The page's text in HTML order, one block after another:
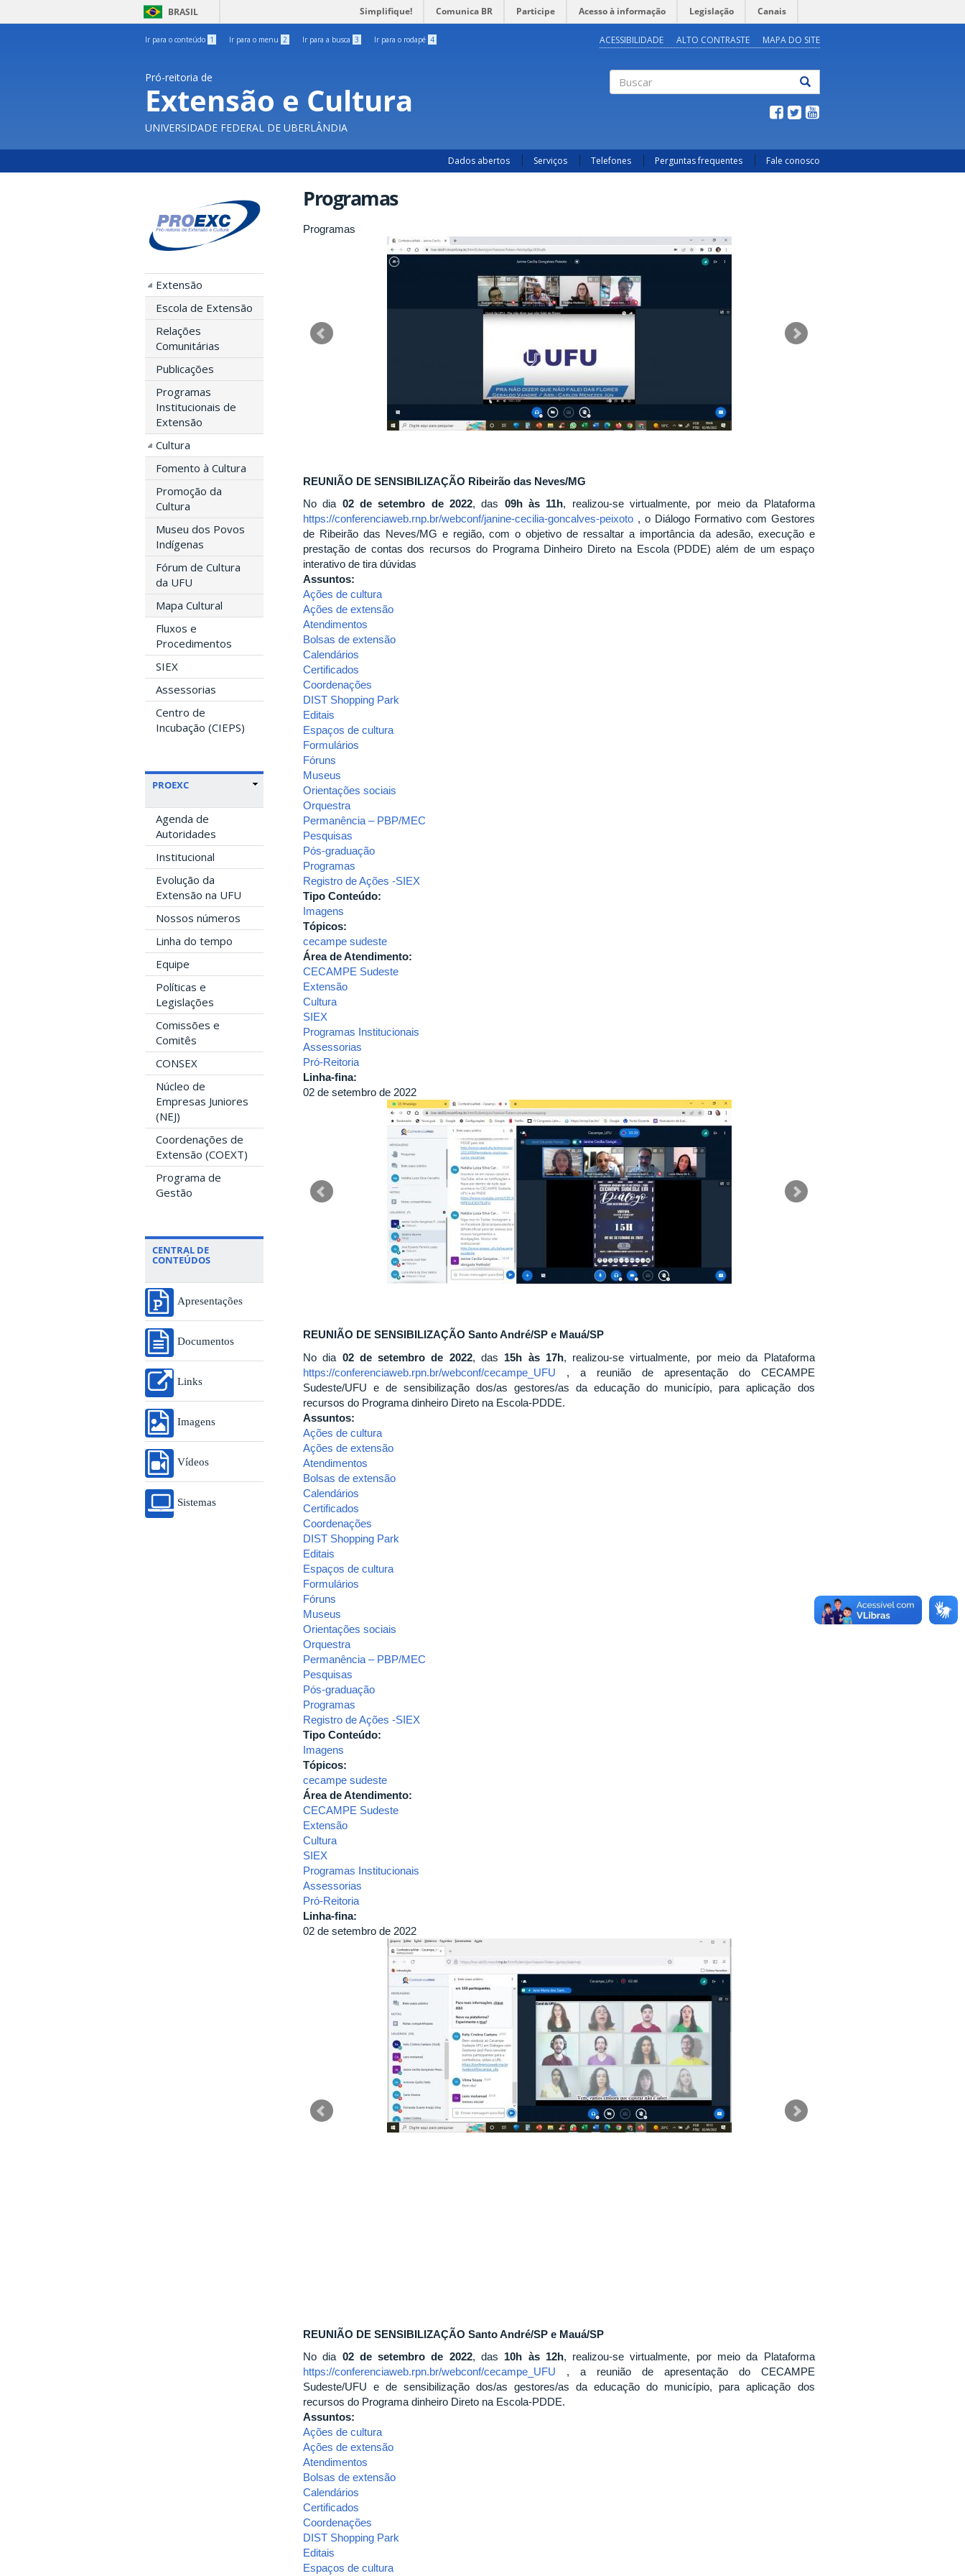
BRASIL Simplifique! Comunica BR Participe Acesso à informação Legislação Canais
Ir para o conteúdo 1 Ir para o menu 2 Ir para a busca 3 Ir para o rodapé 4 ACESSIBILIDADE ALTO CONTRASTE MAPA DO SITE
Pró-reitoria de
Extensão e Cultura
UNIVERSIDADE FEDERAL DE UBERLÂNDIA
Dados abertos Serviços Telefones Perguntas frequentes Fale conosco
Extensão
Escola de Extensão
Relações
Comunitárias
Publicações
Programas
Institucionais de
Extensão
Cultura
Fomento à Cultura
Promoção da
Cultura
Museu dos Povos
Indígenas
Fórum de Cultura
da UFU
Mapa Cultural
Fluxos e
Procedimentos
SIEX
Assessorias
Centro de
Incubação (CIEPS)
PROEXC
Agenda de
Autoridades
Institucional
Evolução da
Extensão na UFU
Nossos números
Linha do tempo
Equipe
Políticas e
Legislações
Comissões e
Comitês
CONSEX
Núcleo de
Empresas Juniores
(NEJ)
Coordenações de
Extensão (COEXT)
Programa de
Gestão
CENTRAL DE
CONTEÚDOS
Apresentações
Documentos
Links
Imagens
Vídeos
Sistemas
Programas
Programas
REUNIÃO DE SENSIBILIZAÇÃO Ribeirão das Neves/MG
No dia 02 de setembro de 2022, das 09h às 11h, realizou-se virtualmente, por meio da Plataforma
https://conferenciaweb.rnp.br/webconf/janine-cecilia-goncalves-peixoto , o Diálogo Formativo com Gestores
de Ribeirão das Neves/MG e região, com o objetivo de ressaltar a importância da adesão, execução e
prestação de contas dos recursos do Programa Dinheiro Direto na Escola (PDDE) além de um espaço
interativo de tira dúvidas
Assuntos:
Ações de cultura
Ações de extensão
Atendimentos
Bolsas de extensão
Calendários
Certificados
Coordenações
DIST Shopping Park
Editais
Espaços de cultura
Formulários
Fóruns
Museus
Orientações sociais
Orquestra
Permanência – PBP/MEC
Pesquisas
Pós-graduação
Programas
Registro de Ações -SIEX
Tipo Conteúdo:
Imagens
Tópicos:
cecampe sudeste
Área de Atendimento:
CECAMPE Sudeste
Extensão
Cultura
SIEX
Programas Institucionais
Assessorias
Pró-Reitoria
Linha-fina:
02 de setembro de 2022
REUNIÃO DE SENSIBILIZAÇÃO Santo André/SP e Mauá/SP
No dia 02 de setembro de 2022, das 15h às 17h, realizou-se virtualmente, por meio da Plataforma
https://conferenciaweb.rpn.br/webconf/cecampe_UFU , a reunião de apresentação do CECAMPE
Sudeste/UFU e de sensibilização dos/as gestores/as da educação do município, para aplicação dos
recursos do Programa dinheiro Direto na Escola-PDDE.
Assuntos:
Ações de cultura
Ações de extensão
Atendimentos
Bolsas de extensão
Calendários
Certificados
Coordenações
DIST Shopping Park
Editais
Espaços de cultura
Formulários
Fóruns
Museus
Orientações sociais
Orquestra
Permanência – PBP/MEC
Pesquisas
Pós-graduação
Programas
Registro de Ações -SIEX
Tipo Conteúdo:
Imagens
Tópicos:
cecampe sudeste
Área de Atendimento:
CECAMPE Sudeste
Extensão
Cultura
SIEX
Programas Institucionais
Assessorias
Pró-Reitoria
Linha-fina:
02 de setembro de 2022
REUNIÃO DE SENSIBILIZAÇÃO Santo André/SP e Mauá/SP
No dia 02 de setembro de 2022, das 10h às 12h, realizou-se virtualmente, por meio da Plataforma
https://conferenciaweb.rpn.br/webconf/cecampe_UFU , a reunião de apresentação do CECAMPE
Sudeste/UFU e de sensibilização dos/as gestores/as da educação do município, para aplicação dos
recursos do Programa dinheiro Direto na Escola-PDDE.
Assuntos:
Ações de cultura
Ações de extensão
Atendimentos
Bolsas de extensão
Calendários
Certificados
Coordenações
DIST Shopping Park
Editais
Espaços de cultura